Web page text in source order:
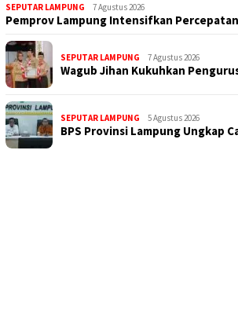
SEPUTAR LAMPUNG 7 Agustus 2026
Pemprov Lampung Intensifkan
SEPUTAR LAMPUNG 7 Agustus 2026
Wagub Jihan Kukuhkan
SEPUTAR LAMPUNG 5 Agustus 2026
BPS Provinsi Lampung Ungkap